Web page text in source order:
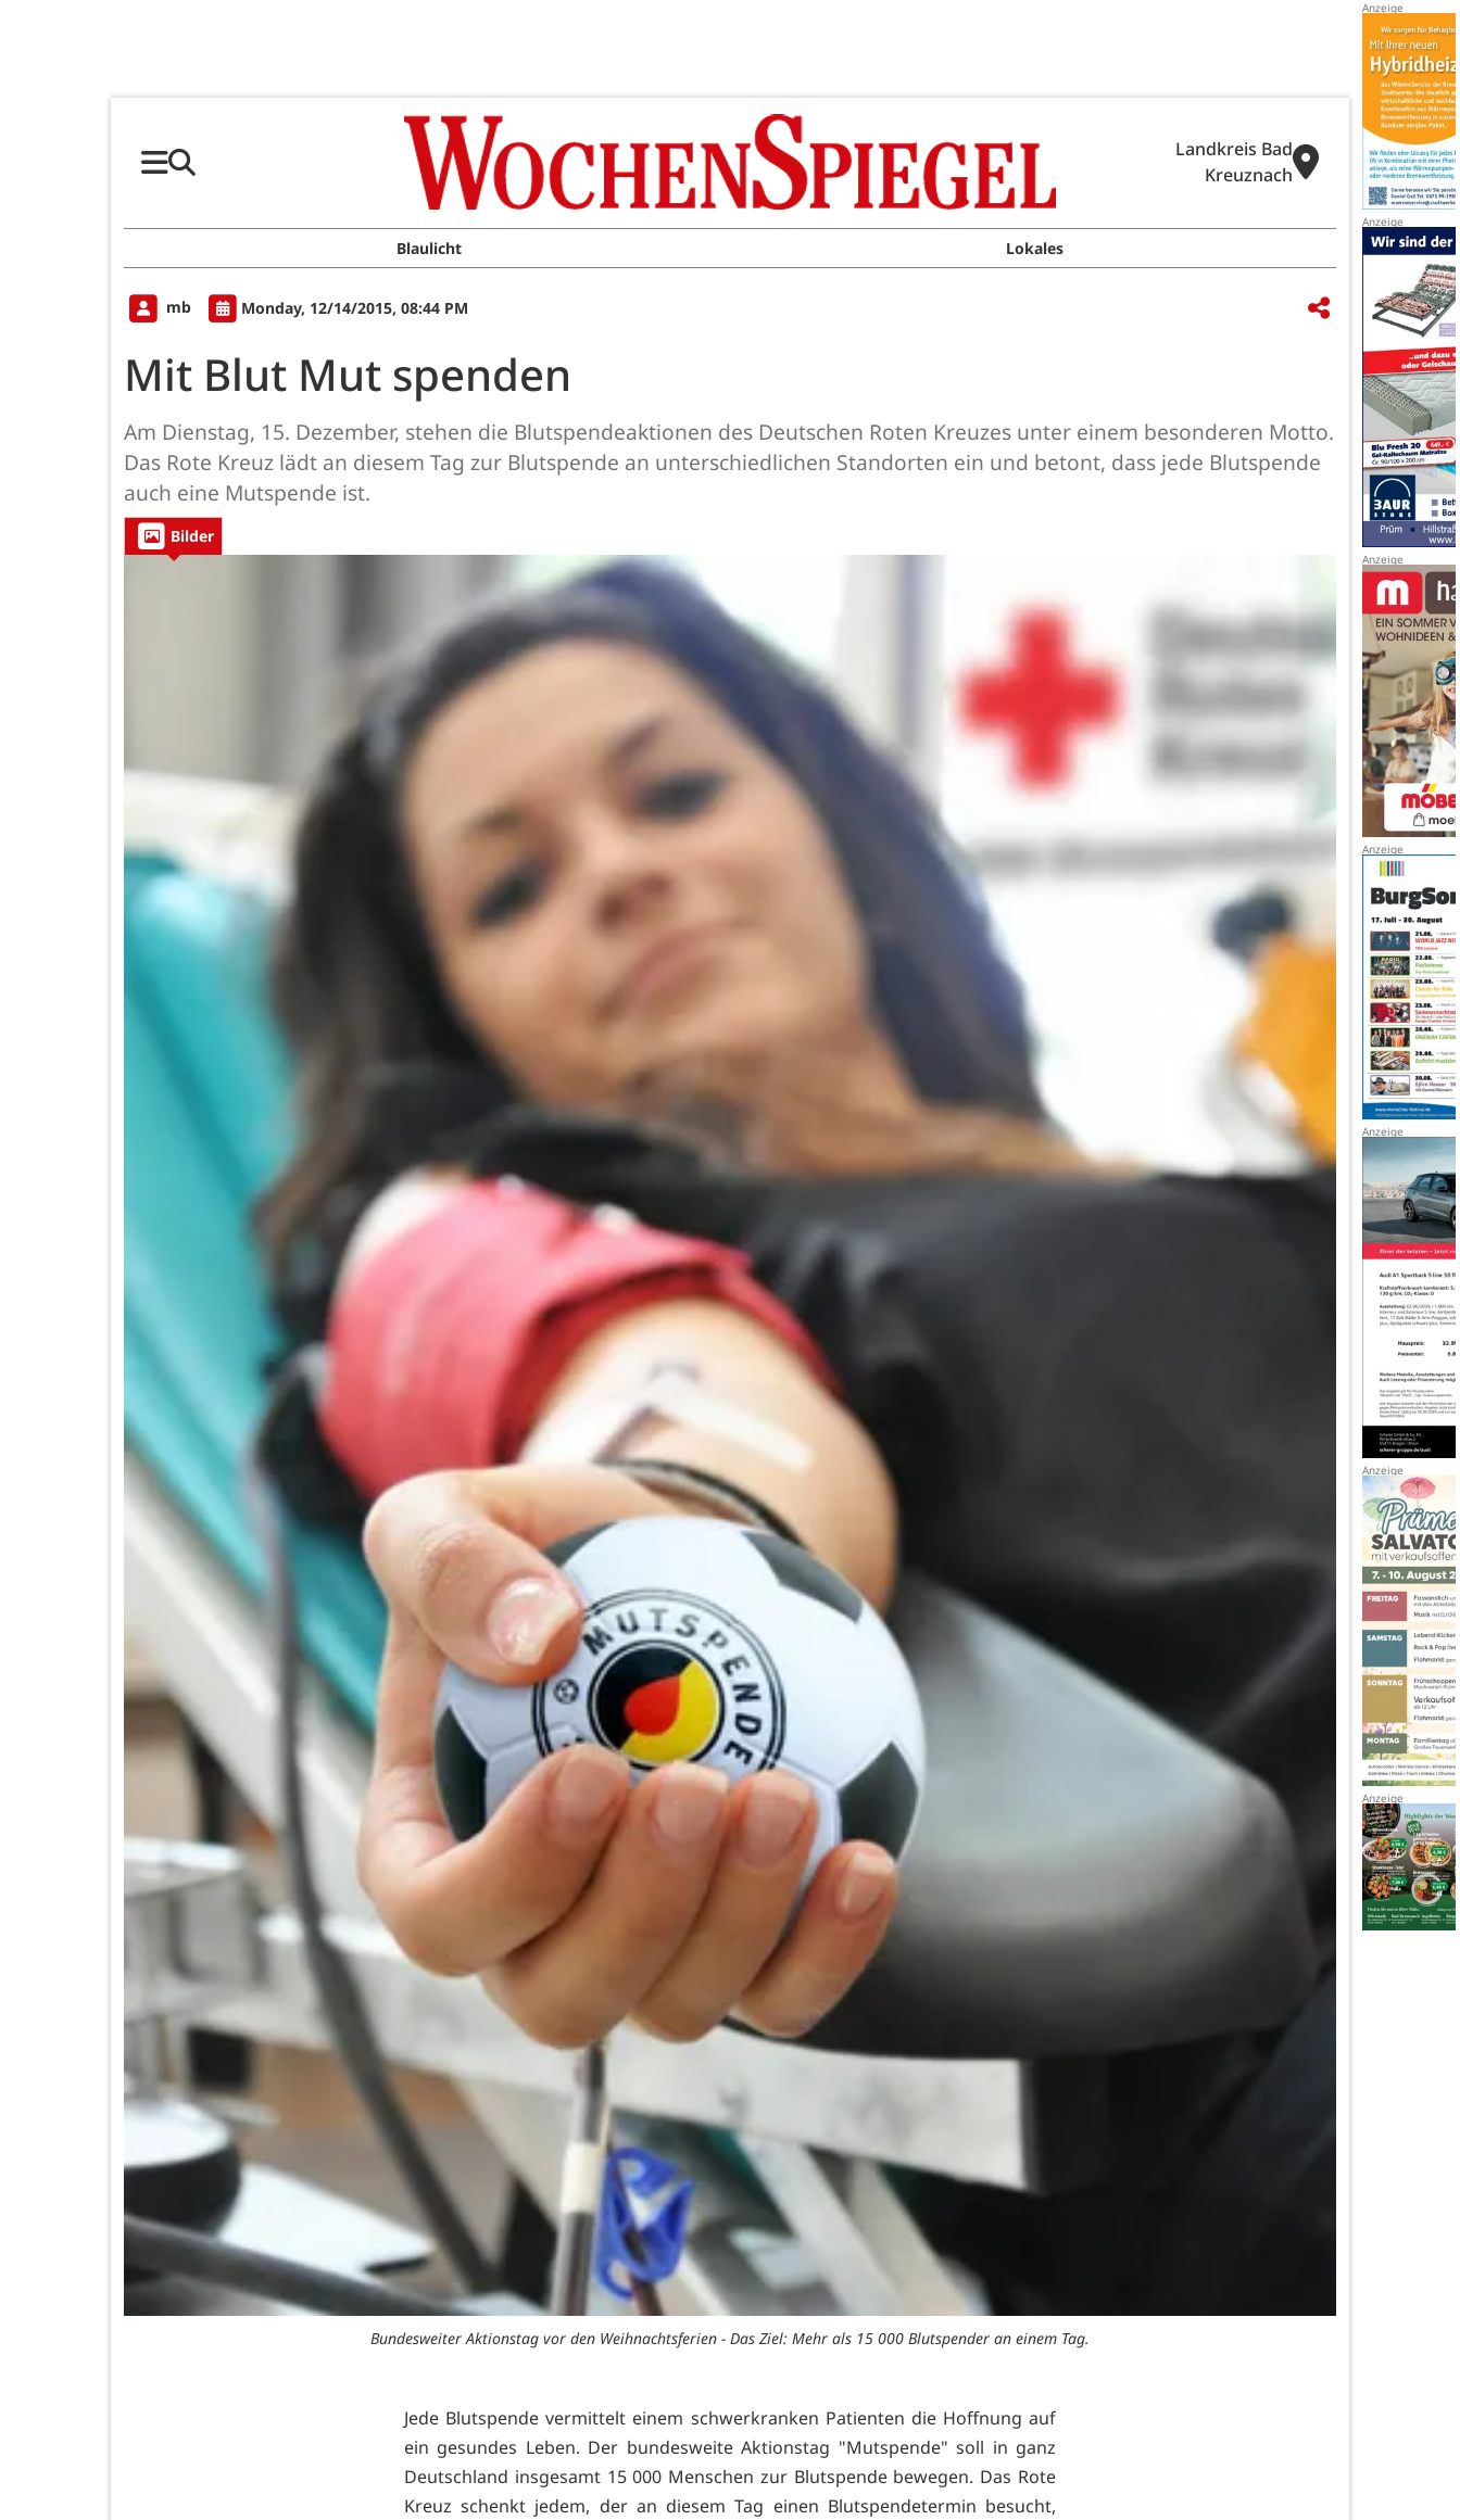
Landkreis Bad
Kreuznach
Blaulicht Lokales
mb Monday, 12/14/2015, 08:44 PM
Mit Blut Mut spenden
Am Dienstag, 15. Dezember, stehen die Blutspendeaktionen des Deutschen Roten Kreuzes unter einem besonderen Motto.
Das Rote Kreuz lädt an diesem Tag zur Blutspende an unterschiedlichen Standorten ein und betont, dass jede Blutspende
auch eine Mutspende ist.
Bilder
Bundesweiter Aktionstag vor den Weihnachtsferien - Das Ziel: Mehr als 15 000 Blutspender an einem Tag.
Jede Blutspende vermittelt einem schwerkranken Patienten die Hoffnung auf
ein gesundes Leben. Der bundesweite Aktionstag "Mutspende" soll in ganz
Deutschland insgesamt 15 000 Menschen zur Blutspende bewegen. Das Rote
Kreuz schenkt jedem, der an diesem Tag einen Blutspendetermin besucht,